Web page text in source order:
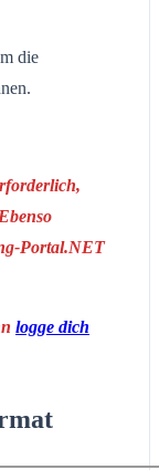
die
Portal.NET
logge dich